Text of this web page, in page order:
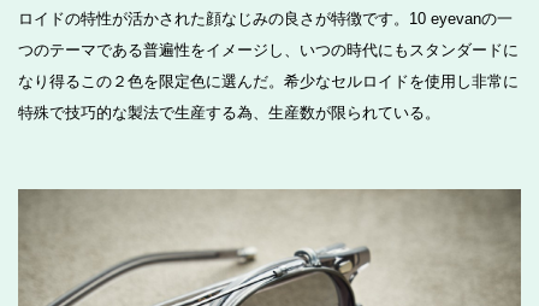
ロイドの特性が活かされた顔なじみの良さが特徴です。10 eyevanの一
つのテーマである普遍性をイメージし、いつの時代にもスタンダードに
なり得るこの２色を限定色に選んだ。希少なセルロイドを使用し非常に
特殊で技巧的な製法で生産する為、生産数が限られている。